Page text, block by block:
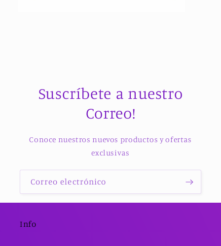
Suscríbete a nuestro
Correo!
Conoce nuestros nuevos productos y ofertas
exclusivas
Correo electrónico
Info